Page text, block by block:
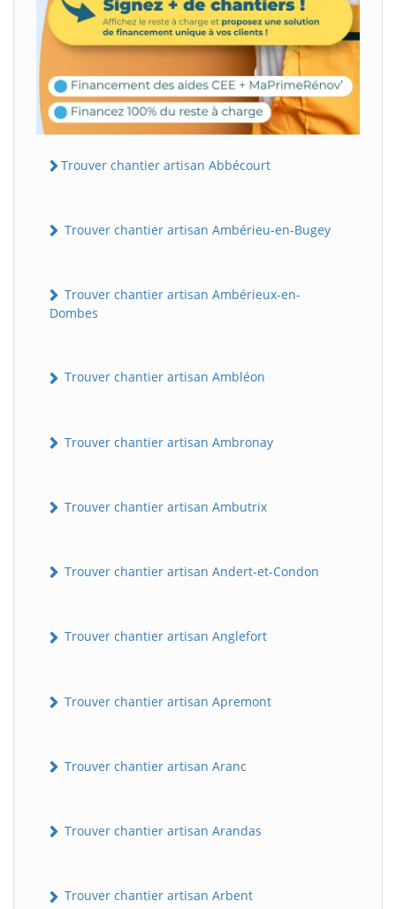
Trouver chantier artisan Abbécourt
Trouver chantier artisan Ambérieu-en-Bugey
Trouver chantier artisan Ambérieux-en-
Dombes
Trouver chantier artisan Ambléon
Trouver chantier artisan Ambronay
Trouver chantier artisan Ambutrix
Trouver chantier artisan Andert-et-Condon
Trouver chantier artisan Anglefort
Trouver chantier artisan Apremont
Trouver chantier artisan Aranc
Trouver chantier artisan Arandas
Trouver chantier artisan Arbent